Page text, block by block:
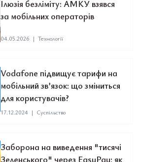
Ілюзія безліміту: АМКУ взявся
за мобільних операторів
04.05.2026 | Технології
Vodafone підвищує тарифи на
мобільний зв’язок: що зміниться
для користувачів?
17.12.2024 | Суспільство
Заборона на виведення "тисячі
Зеленського" через EasyPay: як